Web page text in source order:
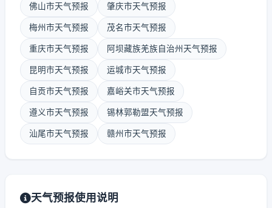
佛山市天气预报 肇庆市天气预报
梅州市天气预报 茂名市天气预报
重庆市天气预报 阿坝藏族羌族自治州天气预报
昆明市天气预报 运城市天气预报
自贡市天气预报 嘉峪关市天气预报
遵义市天气预报 锡林郭勒盟天气预报
汕尾市天气预报 赣州市天气预报
天气预报使用说明